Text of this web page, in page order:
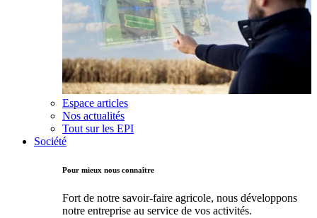
Espace articles
Nos actualités
Tout sur les EPI
Société
Pour mieux nous connaître
Fort de notre savoir-faire agricole, nous développons
notre entreprise au service de vos activités.